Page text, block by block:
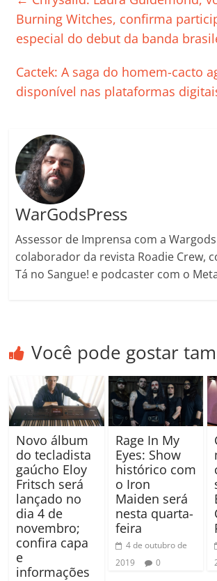
b
o
o
k
A
p
dI
n
e
Cl
ss
ro
Burning Witches, confirma
especial do debut da banda
Cactek: A saga do homem-cacto
disponível nas plataformas
WarGodsPress
Assessor de Imprensa com a
colaborador da revista Roadie Crew,
Tá no Sangue! e podcaster com o
Você pode gostar
Novo álbum
do tecladista
gaúcho Eloy
Fritsch será
lançado no
dia 4 de
novembro;
confira capa
e
informações
Rage In My
Eyes: Show
histórico com
o Iron
Maiden será
nesta quarta-
feira
4 de outubro de
2019
0